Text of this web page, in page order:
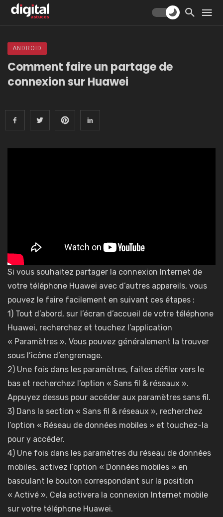
ANDROID
Comment faire un partage de
connexion sur Huawei
Si vous souhaitez partager la connexion Internet de
votre téléphone Huawei avec d’autres appareils, vous
pouvez le faire facilement en suivant ces étapes :
1) Tout d’abord, sur l’écran d’accueil de votre téléphone
Huawei, recherchez et touchez l’application
« Paramètres ». Vous pouvez généralement la trouver
sous l’icône d’engrenage.
2) Une fois dans les paramètres, faites défiler vers le
bas et recherchez l’option « Sans fil & réseaux ».
Appuyez dessus pour accéder aux paramètres sans fil.
3) Dans la section « Sans fil & réseaux », recherchez
l’option « Réseau de données mobiles » et touchez-la
pour y accéder.
4) Une fois dans les paramètres du réseau de données
mobiles, activez l’option « Données mobiles » en
basculant le bouton correspondant sur la position
« Activé ». Cela activera la connexion Internet mobile
sur votre téléphone Huawei.